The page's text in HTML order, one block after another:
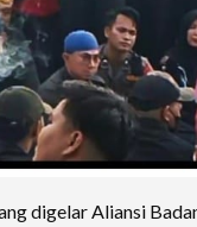
digelar Aliansi